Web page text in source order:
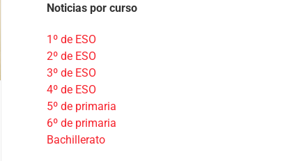
Noticias por curso
1º de ESO
2º de ESO
3º de ESO
4º de ESO
5º de primaria
6º de primaria
Bachillerato